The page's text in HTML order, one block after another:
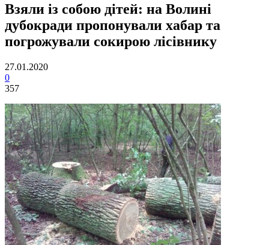
Взяли із собою дітей: на Волині
дубокради пропонували хабар та
погрожували сокирою лісівнику
27.01.2020
0
357